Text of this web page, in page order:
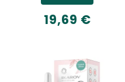
19,69 €